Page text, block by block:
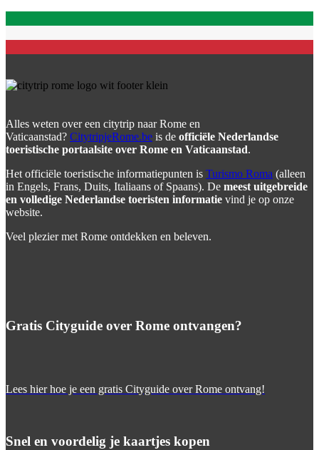
Alles weten over een citytrip naar Rome en
Vaticaanstad? CitytripjeRome.be is de officiële Nederlandse
toeristische portaalsite over Rome en Vaticaanstad.
Het officiële toeristische informatiepunten is Turismo Roma (alleen
in Engels, Frans, Duits, Italiaans of Spaans). De meest uitgebreide
en volledige Nederlandse toeristen informatie vind je op onze
website.
Veel plezier met Rome ontdekken en beleven.
Gratis Cityguide over Rome ontvangen?
Lees hier hoe je een gratis Cityguide over Rome ontvang!
Snel en voordelig je kaartjes kopen